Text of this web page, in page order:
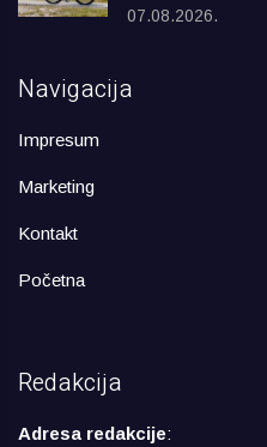
07.08.2026.
Navigacija
Impresum
Marketing
Kontakt
Početna
Redakcija
Adresa redakcije: